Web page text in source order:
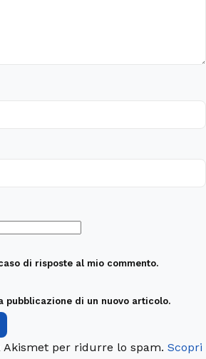
di risposte al mio commento.
pubblicazione di un nuovo articolo.
Akismet per ridurre lo spam. Scopri